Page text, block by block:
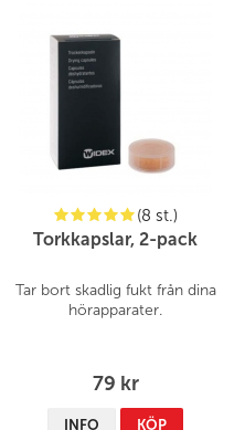
(8 st.)
Torkkapslar, 2-pack
Tar bort skadlig fukt från dina
hörapparater.
79 kr
INFO KÖP